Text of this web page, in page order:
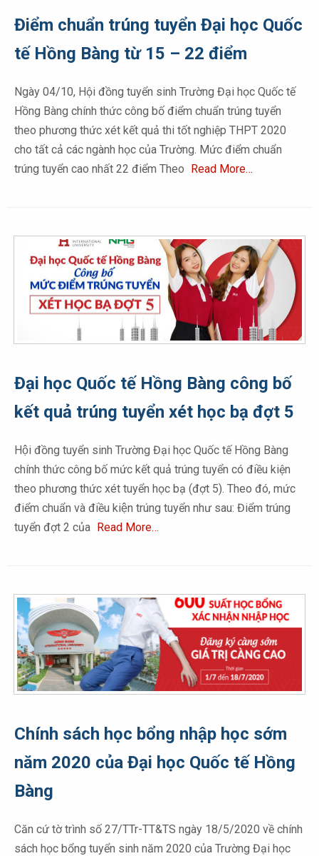
Điểm chuẩn trúng tuyển Đại học Quốc
tế Hồng Bàng từ 15 – 22 điểm
Ngày 04/10, Hội đồng tuyển sinh Trường Đại học Quốc tế
Hồng Bàng chính thức công bố điểm chuẩn trúng tuyển
theo phương thức xét kết quả thi tốt nghiệp THPT 2020
cho tất cả các ngành học của Trường. Mức điểm chuẩn
trúng tuyển cao nhất 22 điểm Theo Read More…
Đại học Quốc tế Hồng Bàng công bố
kết quả trúng tuyển xét học bạ đợt 5
Hội đồng tuyển sinh Trường Đại học Quốc tế Hồng Bàng
chính thức công bố mức kết quả trúng tuyển có điều kiện
theo phương thức xét tuyển học bạ (đợt 5). Theo đó, mức
điểm chuẩn và điều kiện trúng tuyển như sau: Điểm trúng
tuyển đợt 2 của Read More…
Chính sách học bổng nhập học sớm
năm 2020 của Đại học Quốc tế Hồng
Bàng
Căn cứ tờ trình số 27/TTr-TT&TS ngày 18/5/2020 về chính
sách học bổng tuyển sinh năm 2020 của Trường Đại học